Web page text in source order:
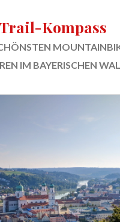
Trail-Kompass
IM BAYERISCHEN